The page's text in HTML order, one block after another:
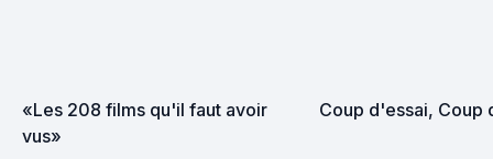
«Les 208 films qu'il faut avoir
vus»
Coup d'essai, Coup